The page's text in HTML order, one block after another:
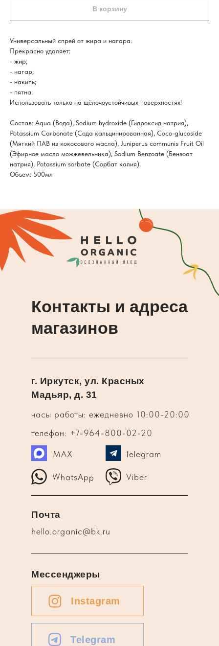
В корзину
Универсальный спрей от жира и нагара.
Прекрасно удаляет:
- жир;
- нагар;
- накипь;
- пятна.
Использовать только на щёлочоустойчивых поверхностях!
Состав: Aqua (Вода), Sodium hydroxide (Гидроксид натрия),
Potassium Carbonate (Сода кальцинированная), Coco-glucoside
(Мягкий ПАВ из кокосового масла), Juniperus communis Fruit Oil
(Эфирное масло можжевельника), Sodium Benzoate (Бензоат
натрия), Potassium sorbate (Сорбат калия).
Объем: 500мл
Контакты и адреса
магазинов
часы работы: ежедневно 10:00-20:00
г. Иркутск, ул. Красных
Мадьяр, д. 31
телефон: +7-964-800-02-20
WhatsApp Viber
Telegram
MAX
hello.organic@bk.ru
Почта
Instagram
Telegram
Мессенджеры